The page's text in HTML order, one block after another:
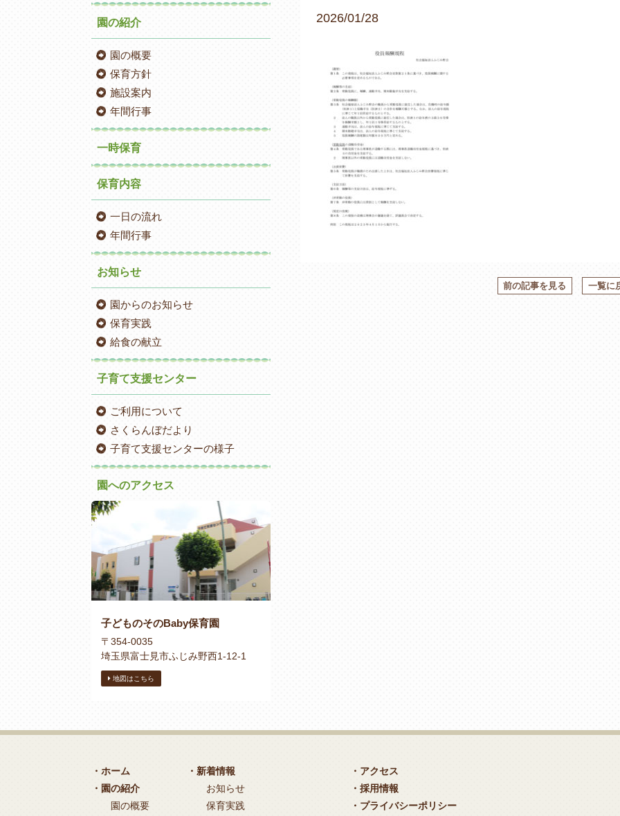
2026/01/28
前の記事を見る 一覧に
園の紹介
園の概要
保育方針
施設案内
年間行事
一時保育
保育内容
一日の流れ
年間行事
お知らせ
園からのお知らせ
保育実践
給食の献立
子育て支援センター
ご利用について
さくらんぼだより
子育て支援センターの様子
園へのアクセス
子どものそのBaby保育園
〒354-0035
埼玉県富士見市ふじみ野西1-12-1
地図はこちら
・ホーム
・園の紹介
園の概要
・新着情報
お知らせ
保育実践
・アクセス
・採用情報
・プライバシーポリシー